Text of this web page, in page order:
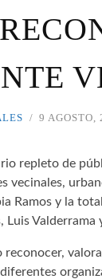
9 AGOSTO,
repleto de
vecinales,
Ramos y la
Luis Valderrama